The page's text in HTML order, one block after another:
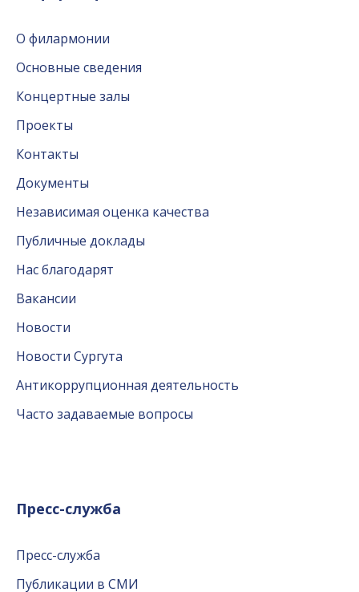
О филармонии
Основные сведения
Концертные залы
Проекты
Контакты
Документы
Независимая оценка качества
Публичные доклады
Нас благодарят
Вакансии
Новости
Новости Сургута
Антикоррупционная деятельность
Часто задаваемые вопросы
Пресс-служба
Пресс-служба
Публикации в СМИ